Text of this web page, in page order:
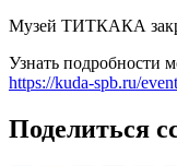
Музей ТИТКАКА
Узнать подробности
https://kuda-spb.ru/
Поделиться